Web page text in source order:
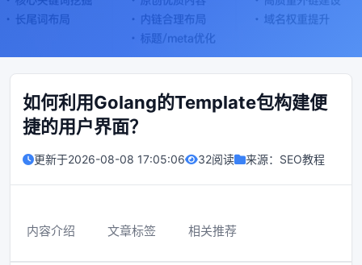
如何利用Golang的Template包构建便
捷的用户界面？
更新于2026-08-08 17:05:06 32阅读 来源： SEO教程
内容介绍 文章标签 相关推荐